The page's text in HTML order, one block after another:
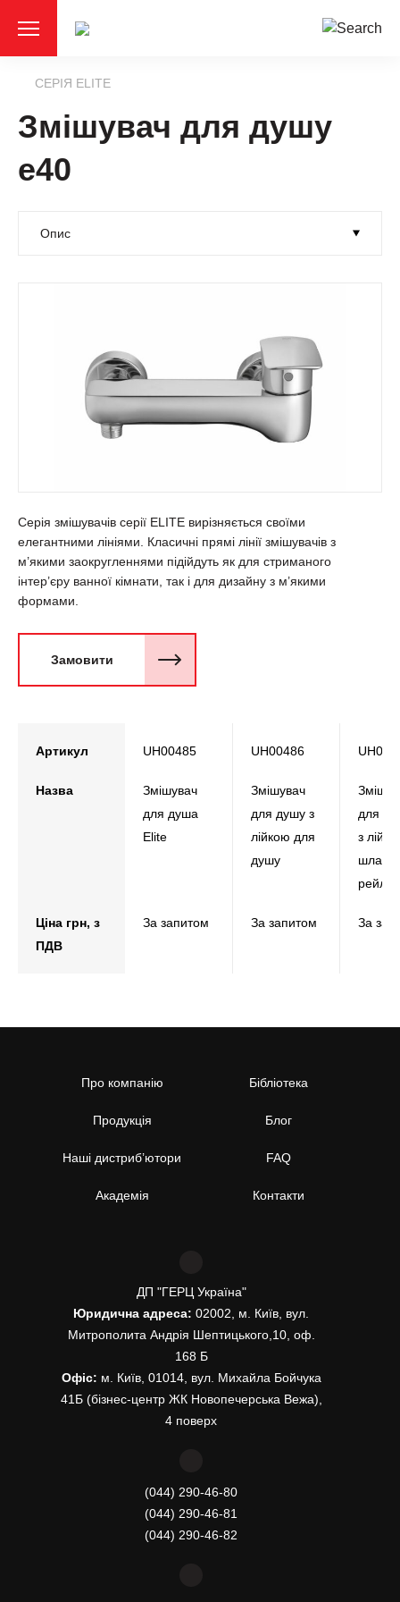
СЕРІЯ ELITE
Змішувач для душу
e40
Серія змішувачів серії ELITE вирізняється своїми
елегантними лініями. Класичні прямі лінії змішувачів з
м’якими заокругленнями підійдуть як для стриманого
інтер’єру ванної кімнати, так і для дизайну з м’якими
формами.
Замовити
Артикул UH00485 UH00486
Назва
Змішувач
для душа
Elite
Змішувач
для душу з
лійкою для
душу
для
з
Ціна грн, з
ПДВ
За запитом За запитом За
Про компанію
Продукція
Наші дистриб’ютори
Академія
Бібліотека
Блог
FAQ
Контакти
ДП "ГЕРЦ Україна"
Юридична адреса: 02002, м. Київ, вул.
Митрополита Андрія Шептицького,10, оф.
168 Б
Офіс: м. Київ, 01014, вул. Михайла Бойчука
41Б (бізнес-центр ЖК Новопечерська Вежа),
4 поверх
(044) 290-46-80
(044) 290-46-81
(044) 290-46-82